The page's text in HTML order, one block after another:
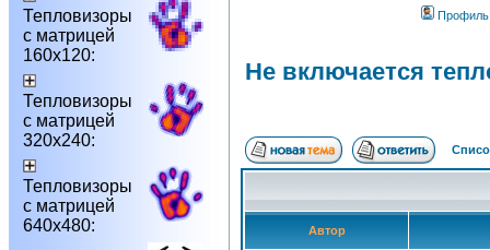
Тепловизоры
с матрицей
160х120:
Тепловизоры
с матрицей
320х240:
Тепловизоры
с матрицей
640х480:
Профиль
Не включается
Автор